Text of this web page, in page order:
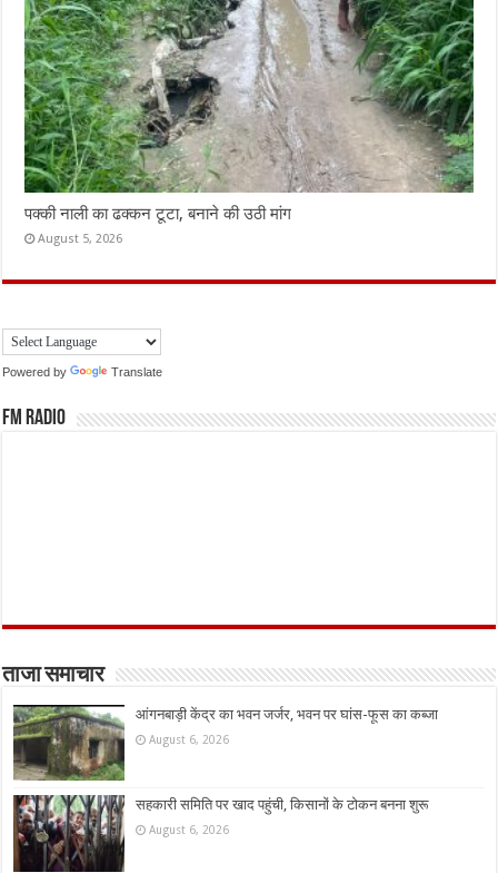
पक्की नाली का ढक्कन टूटा, बनाने की उठी मांग
August 5, 2026
Powered by Translate
FM Radio
ताजा समाचार
आंगनबाड़ी केंद्र का भवन जर्जर, भवन पर घांस-फूस का कब्जा
August 6, 2026
सहकारी समिति पर खाद पहुंची, किसानों के टोकन बनना शुरू
August 6, 2026